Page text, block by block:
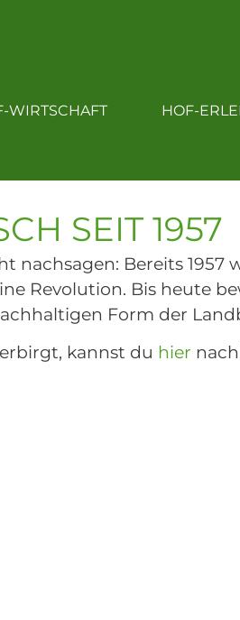
WIRTSCHAFT HOF-
HOF-LEBEN
SEIT 1957
nachsagen: Bereits
Revolution. Bis heute
Form der
kannst du hier